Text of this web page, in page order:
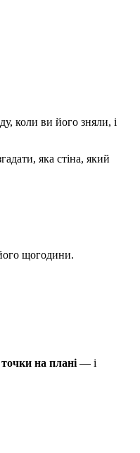
коли ви його зняли, і
яка стіна, який
щогодини.
на плані — і